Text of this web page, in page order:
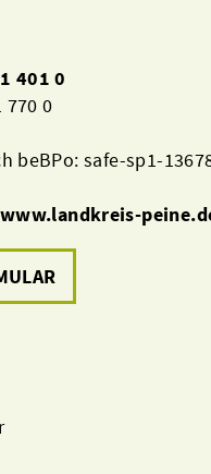
401 0
770 0
beBPo: safe-sp1-